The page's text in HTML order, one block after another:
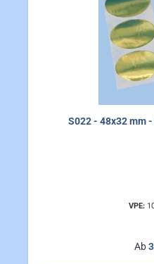
S022 - 48x32 mm
VPE:
Ab